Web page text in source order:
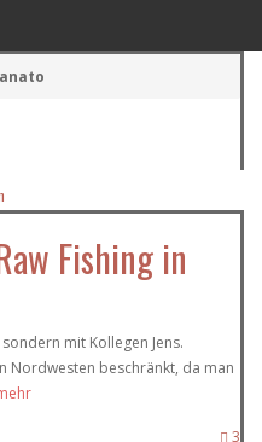
Fishing in
mit Kollegen Jens.
Nordwesten beschränkt, da man
3